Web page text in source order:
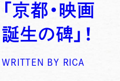
「京都・映画
誕生の碑」！
WRITTEN BY RICA